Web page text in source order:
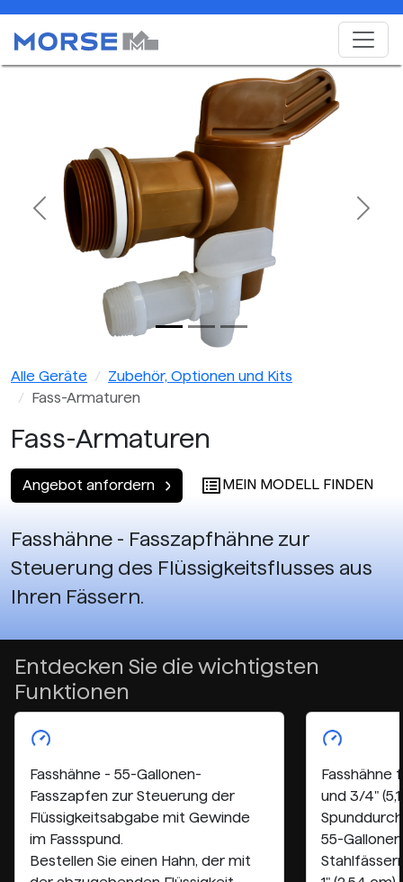
Previous Next
Alle Geräte
Zubehör, Optionen und Kits
Fass-Armaturen
Fass-Armaturen
Angebot anfordern MEIN MODELL FINDEN
Fasshähne - Fasszapfhähne zur
Steuerung des Flüssigkeitsflusses aus
Ihren Fässern.
Entdecken Sie die wichtigsten
Funktionen
Fasshähne - 55-Gallonen-
Fasszapfen zur Steuerung der
Flüssigkeitsabgabe mit Gewinde
im Fassspund.
Bestellen Sie einen Hahn, der mit
Fasshähne
und 3/4"
55-Gallonen